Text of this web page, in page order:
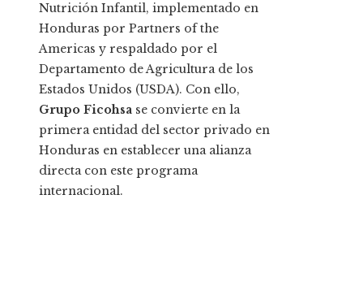
Nutrición Infantil, implementado en
Honduras por Partners of the
Americas y respaldado por el
Departamento de Agricultura de los
Estados Unidos (USDA). Con ello,
Grupo Ficohsa se convierte en la
primera entidad del sector privado en
Honduras en establecer una alianza
directa con este programa
internacional.